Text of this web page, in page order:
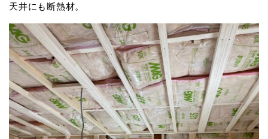
天井にも断熱材。